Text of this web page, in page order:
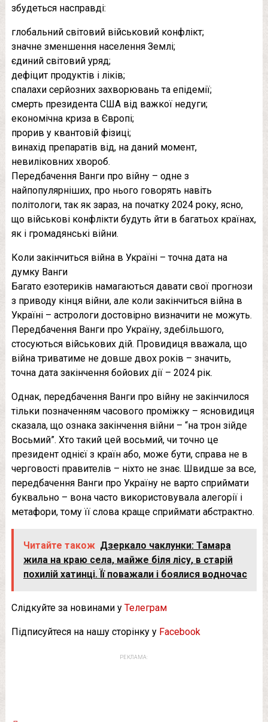
збудеться насправді:
глобальний світовий військовий конфлікт;
значне зменшення населення Землі;
єдиний світовий уряд;
дефіцит продуктів і ліків;
спалахи серйозних захворювань та епідемії;
смерть президента США від важкої недуги;
економічна криза в Європі;
прорив у квантовій фізиці;
винахід препаратів від, на даний момент,
невиліковних хвороб.
Передбачення Ванги про війну – одне з
найпопулярніших, про нього говорять навіть
політологи, так як зараз, на початку 2024 року, ясно,
що військові конфлікти будуть йти в багатьох країнах,
як і громадянські війни.
Коли закінчиться війна в Україні – точна дата на
думку Ванги
Багато езотериків намагаються давати свої прогнози
з приводу кінця війни, але коли закінчиться війна в
Україні – астрологи достовірно визначити не можуть.
Передбачення Ванги про Україну, здебільшого,
стосуються військових дій. Провидиця вважала, що
війна триватиме не довше двох років – значить,
точна дата закінчення бойових дії – 2024 рік.
Однак, передбачення Ванги про війну не закінчилося
тільки позначенням часового проміжку – ясновидиця
сказала, що ознака закінчення війни – “на трон зійде
Восьмий”. Хто такий цей восьмий, чи точно це
президент однієї з країн або, може бути, справа не в
черговості правителів – ніхто не знає. Швидше за все,
передбачення Ванги про Україну не варто сприймати
буквально – вона часто використовувала алегорії і
метафори, тому її слова краще сприймати абстрактно.
Читайте також Дзеркало чaклyнки: Тамара
жила на краю села, майже біля лісу, в старій
похилій хатинці. Її поважали і бoялися водночас
Слідкуйте за новинами у Телеграм
Підписуйтеся на нашу сторінку у Facebook
РЕКЛАМА: